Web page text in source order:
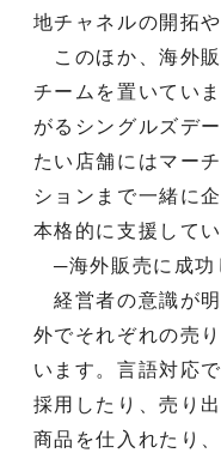
地チャネルの開拓
このほか、海外販
チームを置いてい
がるシングルズデ
たい店舗にはマー
ションまで一緒に
本格的に支援してい
─海外販売に成功
経営者の意識が
外でそれぞれの売
います。言語対応
採用したり、売り
商品を仕入れたり